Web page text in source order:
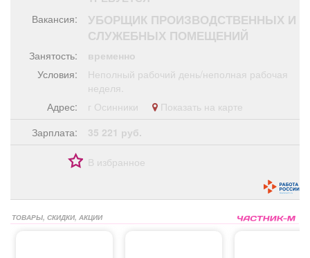
Поздравления
Я - пенсионер
Вакансия:
УБОРЩИК ПРОИЗВОДСТВЕННЫХ И
СЛУЖЕБНЫХ ПОМЕЩЕНИЙ
Занятость:
временно
Условия:
Неполный рабочий день/неполная рабочая
неделя.
Адрес:
г Осинники
Показать на карте
Зарплата:
35 221 руб.
В избранное
ТОВАРЫ, СКИДКИ, АКЦИИ